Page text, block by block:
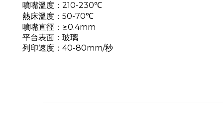
噴嘴溫度：210-230℃
熱床溫度：50-70℃
噴嘴直徑： ≥0.4mm
平台表面 ： 玻璃
列印速度 ： 40-80mm/秒